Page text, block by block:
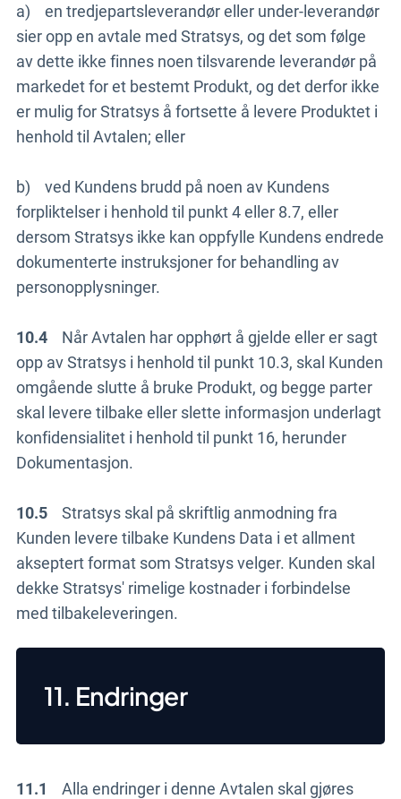
a) en tredjepartsleverandør eller under-leverandør
sier opp en avtale med Stratsys, og det som følge
av dette ikke finnes noen tilsvarende leverandør på
markedet for et bestemt Produkt, og det derfor ikke
er mulig for Stratsys å fortsette å levere Produktet i
henhold til Avtalen; eller
b) ved Kundens brudd på noen av Kundens
forpliktelser i henhold til punkt 4 eller 8.7, eller
dersom Stratsys ikke kan oppfylle Kundens endrede
dokumenterte instruksjoner for behandling av
personopplysninger.
10.4
Når Avtalen har opphørt å gjelde eller er sagt
opp av Stratsys i henhold til punkt 10.3, skal Kunden
omgående slutte å bruke Produkt, og begge parter
skal levere tilbake eller slette informasjon underlagt
konfidensialitet i henhold til punkt 16, herunder
Dokumentasjon.
10.5Stratsys skal på skriftlig anmodning fra
Kunden levere tilbake Kundens Data i et allment
akseptert format som Stratsys velger. Kunden skal
dekke Stratsys' rimelige kostnader i forbindelse
med tilbakeleveringen.
11. Endringer
11.1
Alla endringer i denne Avtalen skal gjøres